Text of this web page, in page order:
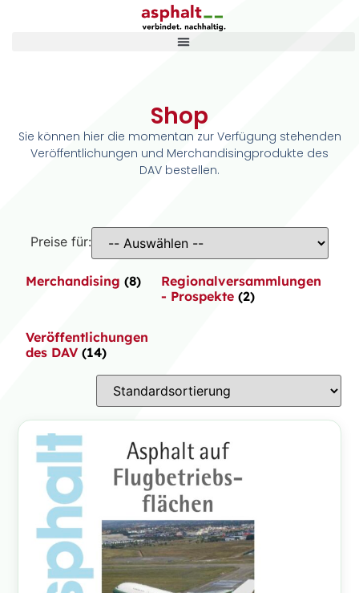
Shop
Sie können hier die momentan zur Verfügung stehenden
Veröffentlichungen und Merchandisingprodukte des
DAV bestellen.
Preise für:
Merchandising(8)
Regionalversammlungen
- Prospekte(2)
Veröffentlichungen
des DAV(14)